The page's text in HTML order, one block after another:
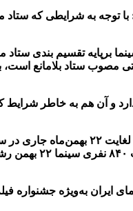
توجه به شرایطی که ستاد
برپایه تقسیم بندی ستاد
مصوب ستاد بلامانع
و آن هم به خاطر شرایط
جمله تغییرات ایجاد شده در
به‌ویژه جشنواره